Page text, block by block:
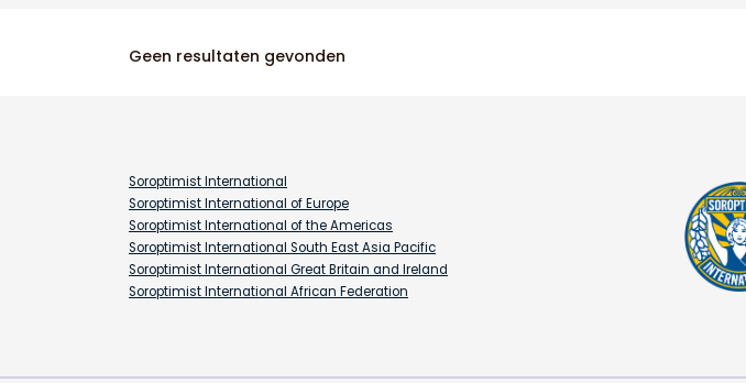
Geen resultaten gevonden
Soroptimist International
Soroptimist International of Europe
Soroptimist International of the Americas
Soroptimist International South East Asia Pacific
Soroptimist International Great Britain and Ireland
Soroptimist International African Federation